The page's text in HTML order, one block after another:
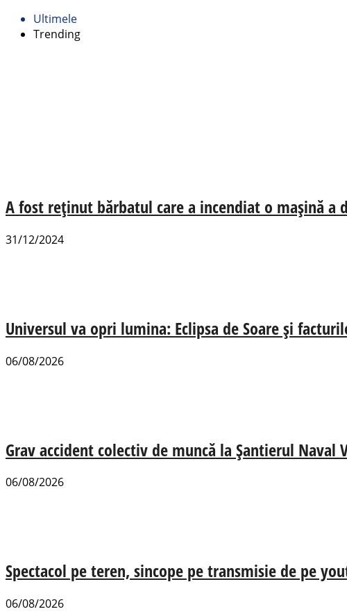
Ultimele
Trending
A fost reținut bărbatul care a incendiat o mașină a
31/12/2024
Universul va opri lumina: Eclipsa de Soare și
06/08/2026
Grav accident colectiv de muncă la Șantierul Naval
06/08/2026
Spectacol pe teren, sincope pe transmisie de pe
06/08/2026